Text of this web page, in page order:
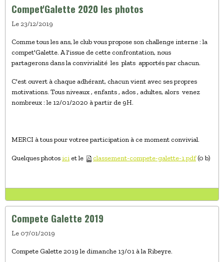
Compet'Galette 2020 les photos
Le 23/12/2019
Comme tous les ans, le club vous propose son challenge interne : la
compet'Galette. A l'issue de cette confrontation, nous
partagerons dans la convivialité les plats apportés par chacun.
C'est ouvert à chaque adhérant, chacun vient avec ses propres
motivations. Tous niveaux , enfants , ados , adultes, alors venez
nombreux : le 12/01/2020 à partir de 9H.
MERCI à tous pour votree participation à ce moment convivial.
Quelques photos ici et le classement-compete-galette-1.pdf(0 b)
Compete Galette 2019
Le 07/01/2019
Compete Galette 2019 le dimanche 13/01 à la Ribeyre.